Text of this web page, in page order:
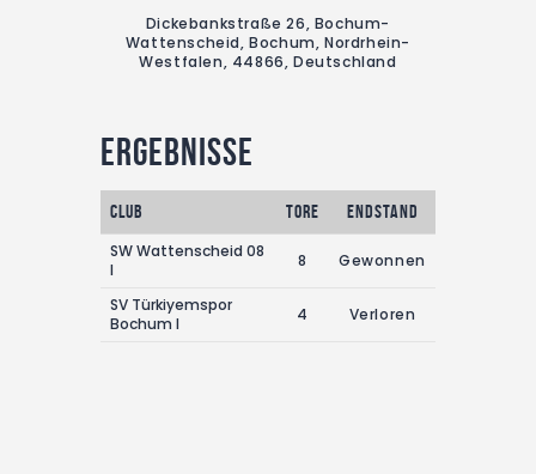
Dickebankstraße 26, Bochum-
Wattenscheid, Bochum, Nordrhein-
Westfalen, 44866, Deutschland
Ergebnisse
Club Tore
Endstand
SW Wattenscheid 08
I
8 Gewonnen
SV Türkiyemspor
Bochum I
4 Verloren